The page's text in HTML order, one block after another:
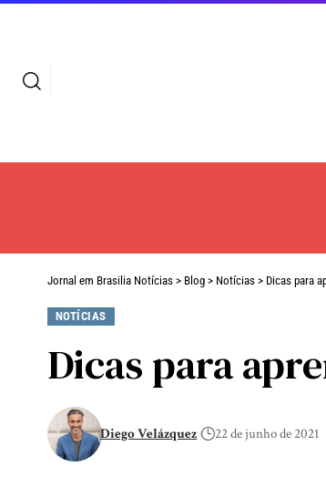
Jornal em Brasilia Notícias > Blog > Notícias > Dicas para
NOTÍCIAS
Dicas para
Diego Velázquez 22 de junho de 2021